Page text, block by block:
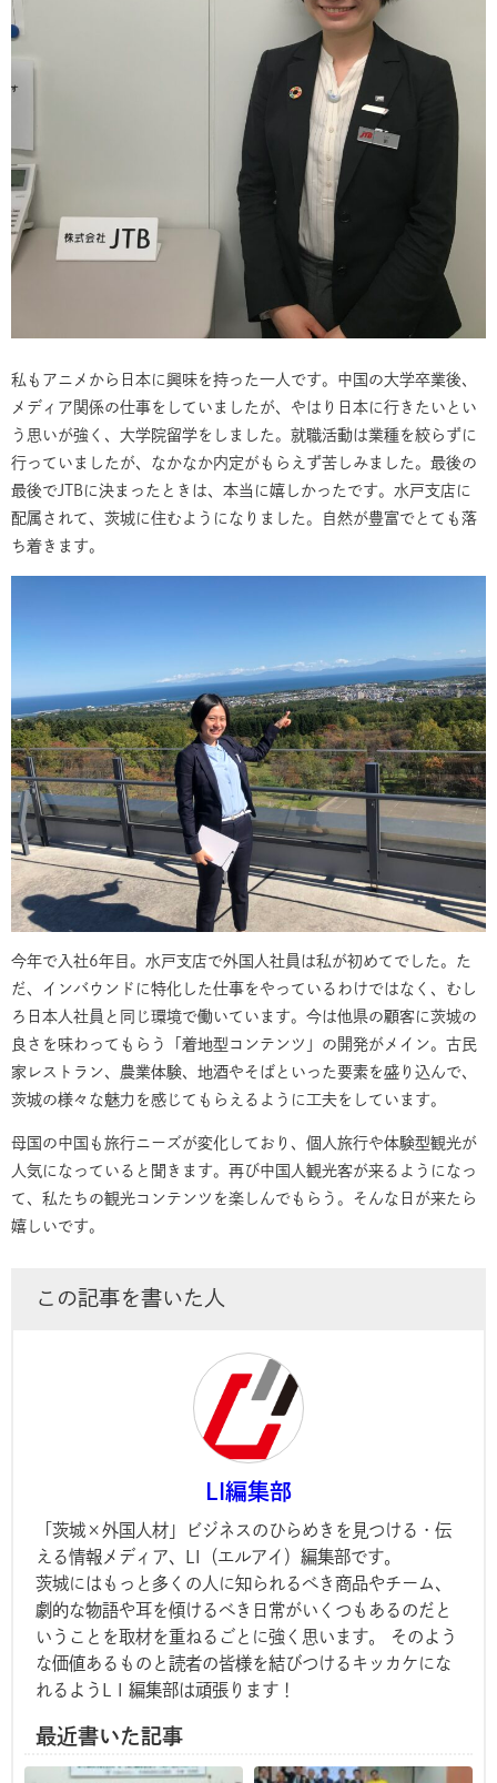
私もアニメから日本に興味を持った一人です。中国の大学卒業後、
メディア関係の仕事をしていましたが、やはり日本に行きたいとい
う思いが強く、大学院留学をしました。就職活動は業種を絞らずに
行っていましたが、なかなか内定がもらえず苦しみました。最後の
最後でJTBに決まったときは、本当に嬉しかったです。水戸支店に
配属されて、茨城に住むようになりました。自然が豊富でとても落
ち着きます。
今年で入社6年目。水戸支店で外国人社員は私が初めてでした。た
だ、インバウンドに特化した仕事をやっているわけではなく、むし
ろ日本人社員と同じ環境で働いています。今は他県の顧客に茨城の
良さを味わってもらう「着地型コンテンツ」の開発がメイン。古民
家レストラン、農業体験、地酒やそばといった要素を盛り込んで、
茨城の様々な魅力を感じてもらえるように工夫をしています。
母国の中国も旅行ニーズが変化しており、個人旅行や体験型観光が
人気になっていると聞きます。再び中国人観光客が来るようになっ
て、私たちの観光コンテンツを楽しんでもらう。そんな日が来たら
嬉しいです。
この記事を書いた人
LI編集部
「茨城×外国人材」ビジネスのひらめきを見つける・伝
える情報メディア、LI（エルアイ）編集部です。
茨城にはもっと多くの人に知られるべき商品やチーム、
劇的な物語や耳を傾けるべき日常がいくつもあるのだと
いうことを取材を重ねるごとに強く思います。 そのよう
な価値あるものと読者の皆様を結びつけるキッカケにな
れるようL I 編集部は頑張ります！
最近書いた記事